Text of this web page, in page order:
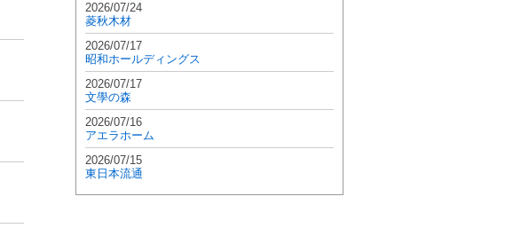
2026/07/24
菱秋木材
2026/07/17
昭和ホールディングス
2026/07/17
文學の森
2026/07/16
アエラホーム
2026/07/15
東日本流通